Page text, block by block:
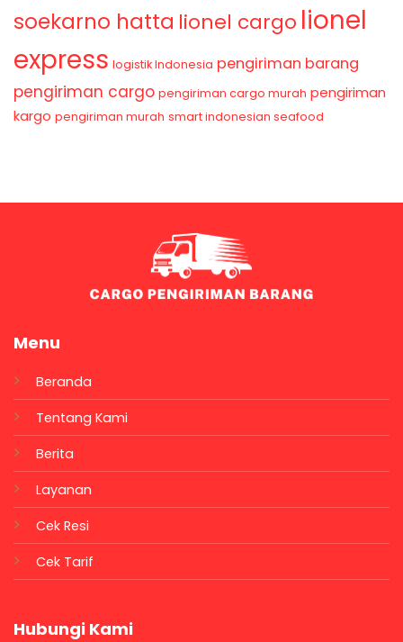
soekarno hatta lionel cargo lionel
express logistik Indonesia pengiriman barang
pengiriman cargo pengiriman cargo murah pengiriman
kargo pengiriman murah smart indonesian seafood
Menu
Beranda
Tentang Kami
Berita
Layanan
Cek Resi
Cek Tarif
Hubungi Kami